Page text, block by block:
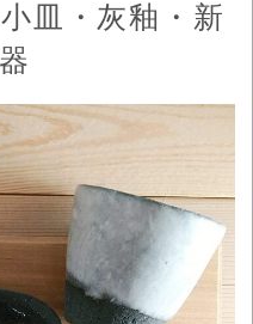
皿・灰釉・新